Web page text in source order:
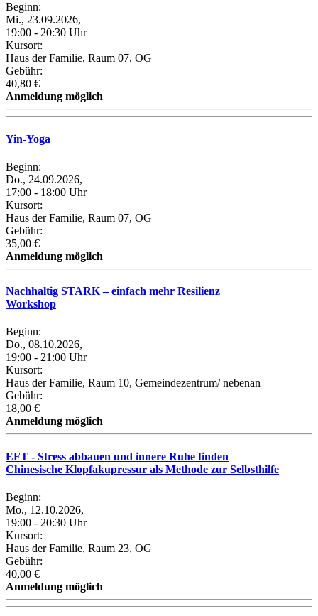
Beginn:
Mi., 23.09.2026,
19:00 - 20:30 Uhr
Kursort:
Haus der Familie, Raum 07, OG
Gebühr:
40,80 €
Anmeldung möglich
Yin-Yoga
Beginn:
Do., 24.09.2026,
17:00 - 18:00 Uhr
Kursort:
Haus der Familie, Raum 07, OG
Gebühr:
35,00 €
Anmeldung möglich
Nachhaltig STARK – einfach mehr Resilienz
Workshop
Beginn:
Do., 08.10.2026,
19:00 - 21:00 Uhr
Kursort:
Haus der Familie, Raum 10, Gemeindezentrum/ nebenan
Gebühr:
18,00 €
Anmeldung möglich
EFT - Stress abbauen und innere Ruhe finden
Chinesische Klopfakupressur als Methode zur Selbsthilfe
Beginn:
Mo., 12.10.2026,
19:00 - 20:30 Uhr
Kursort:
Haus der Familie, Raum 23, OG
Gebühr:
40,00 €
Anmeldung möglich